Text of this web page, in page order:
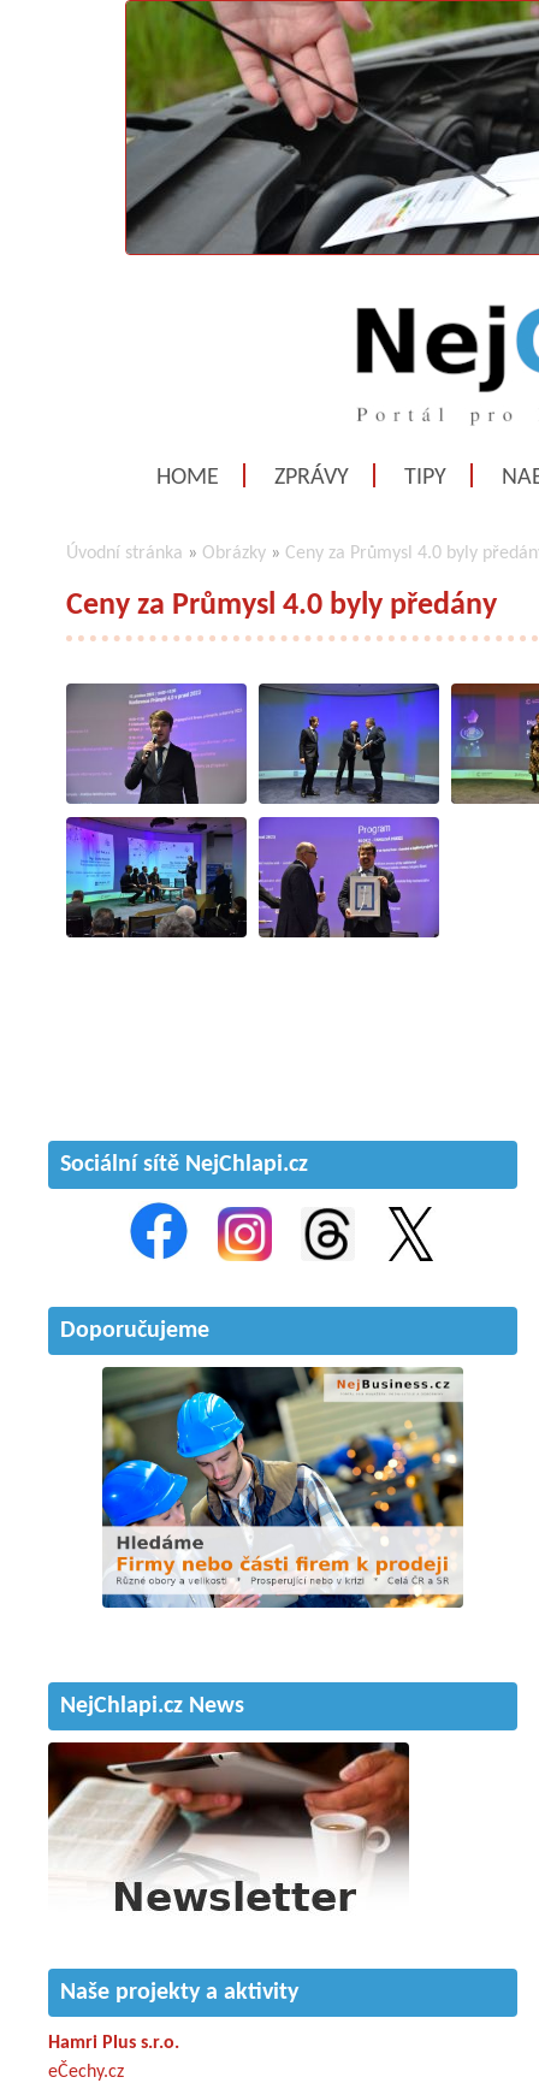
HOME ZPRÁVY TIPY
Úvodní stránka » Obrázky » Ceny za Průmysl 4.0 byly
Ceny za Průmysl 4.0 byly předány
Sociální sítě NejChlapi.cz
Doporučujeme
NejChlapi.cz News
Naše projekty a aktivity
Hamri Plus s.r.o.
eČechy.cz